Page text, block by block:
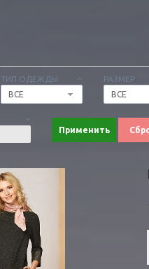
ТИП ОДЕЖДЫ
ВСЕ
РАЗМЕР
ВСЕ
Применить